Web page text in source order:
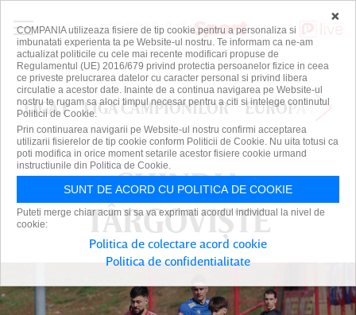
LIGA 1 LIGA CAMPIONILOR EUROPA
CHINDIA
TÂRGOVIȘTE
CHINDIA
TÂRGOVIȘTE
×
COMPANIA utilizeaza fisiere de tip cookie pentru a personaliza si
imbunatati experienta ta pe Website-ul nostru. Te informam ca ne-am
actualizat politicile cu cele mai recente modificari propuse de
Regulamentul (UE) 2016/679 privind protectia persoanelor fizice in ceea
ce priveste prelucrarea datelor cu caracter personal si privind libera
circulatie a acestor date. Inainte de a continua navigarea pe Website-ul
nostru te rugam sa aloci timpul necesar pentru a citi si intelege continutul
Politicii de Cookie.
Prin continuarea navigarii pe Website-ul nostru confirmi acceptarea
utilizarii fisierelor de tip cookie conform Politicii de Cookie. Nu uita totusi ca
poti modifica in orice moment setarile acestor fisiere cookie urmand
instructiunile din Politica de Cookie.
SUNT DE ACORD CU POLITICA DE COOKIE
Puteti merge chiar acum si sa va exprimati acordul individual la nivel de
cookie:
Politica de colectare acord cookie
Politica de confidentialitate